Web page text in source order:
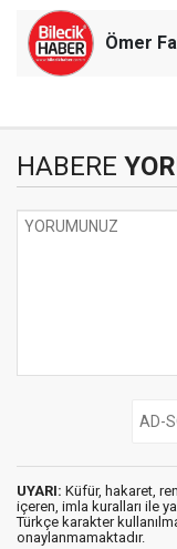
Ömer
HABERE
UYARI: Küfür, hakaret,
içeren, imla kuralları ile
Türkçe karakter
onaylanmamaktadır.